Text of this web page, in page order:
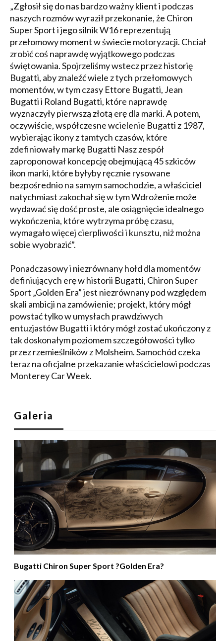
„Zgłosił się do nas bardzo ważny klient i podczas
naszych rozmów wyraził przekonanie, że Chiron
Super Sport i jego silnik W16 reprezentują
przełomowy moment w świecie motoryzacji. Chciał
zrobić coś naprawdę wyjątkowego podczas
świętowania. Spojrzeliśmy wstecz przez historię
Bugatti, aby znaleźć wiele z tych przełomowych
momentów, w tym czasy Ettore Bugatti, Jean
Bugatti i Roland Bugatti, które naprawdę
wyznaczyły pierwszą złotą erę dla marki. A potem,
oczywiście, współczesne wcielenie Bugatti z 1987,
wybierając ikony z tamtych czasów, które
zdefiniowały markę Bugatti Nasz zespół
zaproponował koncepcję obejmującą 45 szkiców
ikon marki, które byłyby ręcznie rysowane
bezpośrednio na samym samochodzie, a właściciel
natychmiast zakochał się w tym Wdrożenie może
wydawać się dość proste, ale osiągnięcie idealnego
wykończenia, które wytrzyma próbę czasu,
wymagało więcej cierpliwości i kunsztu, niż można
sobie wyobrazić”.
Ponadczasowy i niezrównany hołd dla momentów
definiujących erę w historii Bugatti, Chiron Super
Sport „Golden Era” jest niezrównany pod względem
skali ambicji na zamówienie; projekt, który mógł
powstać tylko w umysłach prawdziwych
entuzjastów Bugatti i który mógł zostać ukończony z
tak doskonałym poziomem szczegółowości tylko
przez rzemieślników z Molsheim. Samochód czeka
teraz na oficjalne przekazanie właścicielowi podczas
Monterey Car Week.
Galeria
Bugatti Chiron Super Sport ?Golden Era?